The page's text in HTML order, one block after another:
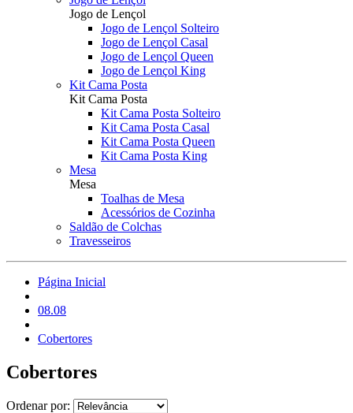
Jogo de Lençol
Jogo de Lençol Solteiro
Jogo de Lençol Casal
Jogo de Lençol Queen
Jogo de Lençol King
Kit Cama Posta
Kit Cama Posta
Kit Cama Posta Solteiro
Kit Cama Posta Casal
Kit Cama Posta Queen
Kit Cama Posta King
Mesa
Mesa
Toalhas de Mesa
Acessórios de Cozinha
Saldão de Colchas
Travesseiros
Página Inicial
08.08
Cobertores
Cobertores
Ordenar por: